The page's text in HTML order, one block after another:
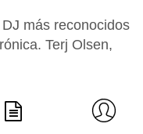
más reconocidos
Terj Olsen,